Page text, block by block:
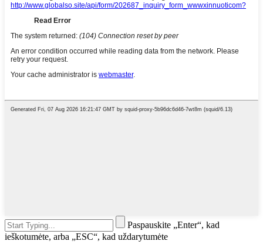
Paspauskite „Enter“, kad
ieškotumėte, arba „ESC“, kad uždarytumėte